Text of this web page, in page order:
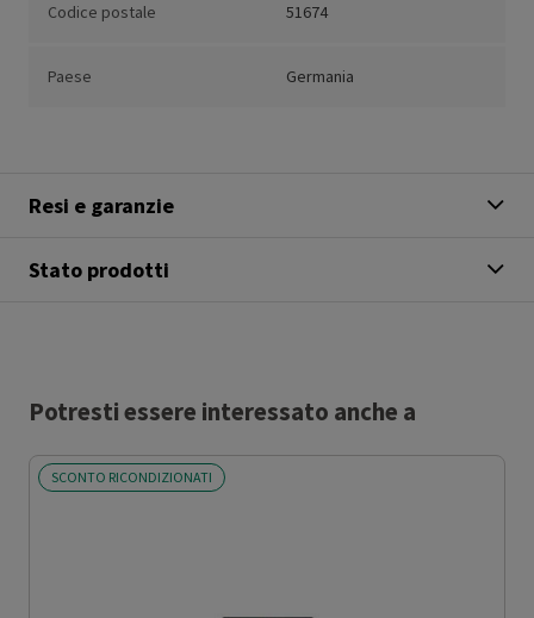
Codice postale 51674
Paese Germania
Resi e garanzie
Stato prodotti
Potresti essere interessato anche a
SCONTO RICONDIZIONATI